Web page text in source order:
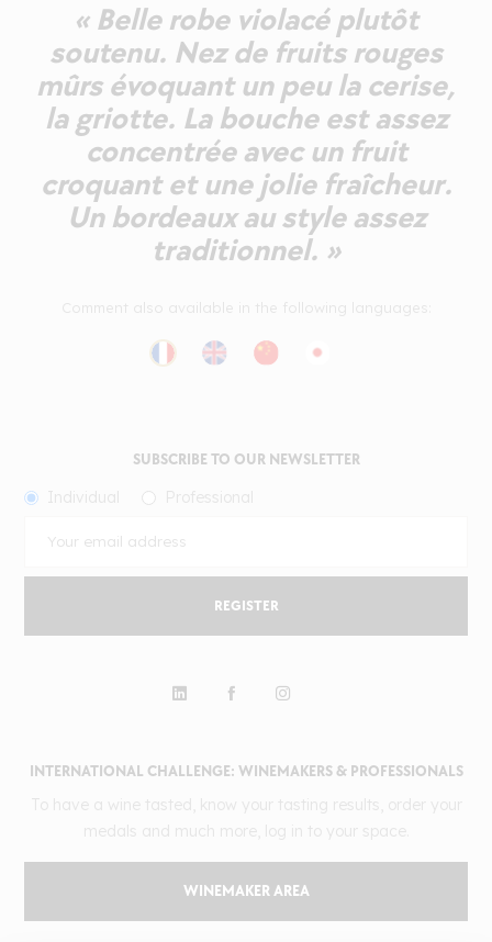
« Belle robe violacé plutôt
soutenu. Nez de fruits rouges
mûrs évoquant un peu la cerise,
la griotte. La bouche est assez
concentrée avec un fruit
croquant et une jolie fraîcheur.
Un bordeaux au style assez
traditionnel. »
INTERNATIONAL CHALLENGE: WINEMAKERS & PROFESSIONALS
WINEMAKER AREA
SUBSCRIBE TO OUR NEWSLETTER
REGISTER